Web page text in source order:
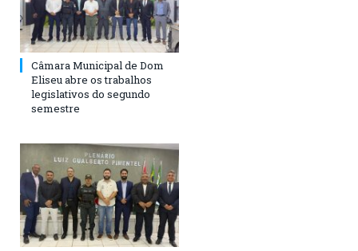
Câmara Municipal de Dom
Eliseu abre os trabalhos
legislativos do segundo
semestre